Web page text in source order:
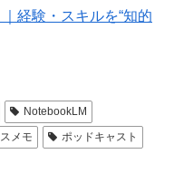
経験・スキルを“知的
NotebookLM
メモ
ポッドキャスト